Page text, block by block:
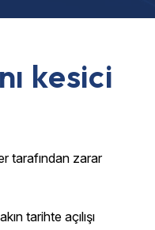
kesici
tarafından zarar
tarihte açılışı